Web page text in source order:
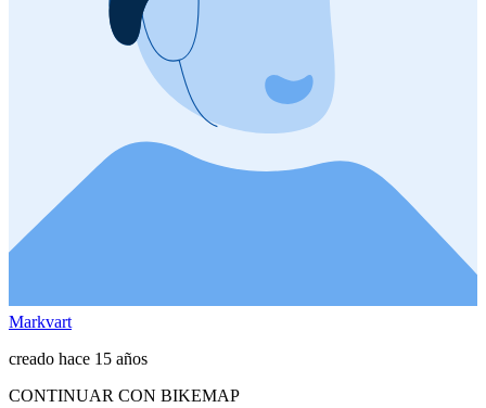
Markvart
creado hace 15 años
CONTINUAR CON BIKEMAP